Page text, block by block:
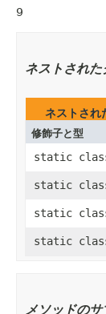
9
ネストされ
ネストされ
修飾子と型
static
static
static
static
メソッドのサ